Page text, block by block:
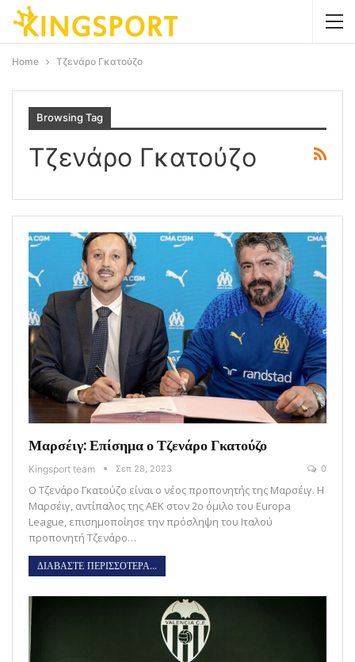
Home Τζενάρο Γκατούζο
Browsing Tag
Τζενάρο Γκατούζο
Μαρσέιγ: Επίσημα ο Τζενάρο Γκατούζο
Kingsport team Σεπ 28, 2023 0
Ο Τζενάρο Γκατούζο είναι ο νέος προπονητής της Μαρσέιγ. Η
Μαρσέιγ, αντίπαλος της ΑΕΚ στον 2ο όμιλο του Europa
League, επισημοποίησε την πρόσληψη του Ιταλού
προπονητή Τζενάρο…
ΔΙΑΒΑΣΤΕ ΠΕΡΙΣΣΟΤΕΡΑ...